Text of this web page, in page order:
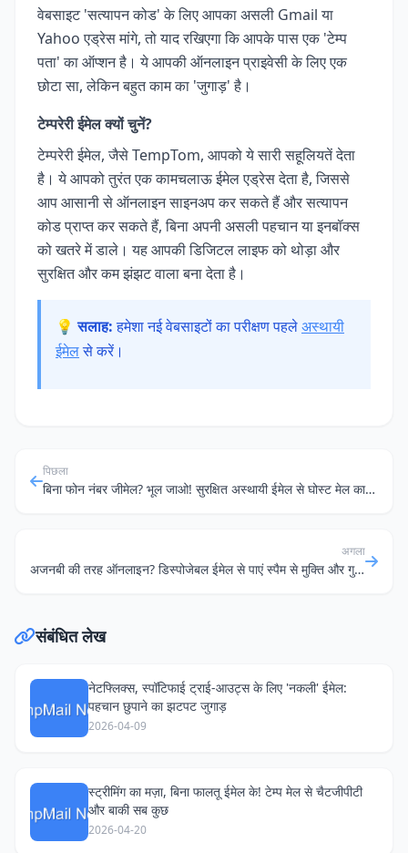
वेबसाइट 'सत्यापन कोड' के लिए आपका असली Gmail या
Yahoo एड्रेस मांगे, तो याद रखिएगा कि आपके पास एक 'टेम्प
पता' का ऑप्शन है। ये आपकी ऑनलाइन प्राइवेसी के लिए एक
छोटा सा, लेकिन बहुत काम का 'जुगाड़' है।
टेम्परेरी ईमेल क्यों चुनें?
टेम्परेरी ईमेल, जैसे TempTom, आपको ये सारी सहूलियतें देता
है। ये आपको तुरंत एक कामचलाऊ ईमेल एड्रेस देता है, जिससे
आप आसानी से ऑनलाइन साइनअप कर सकते हैं और सत्यापन
कोड प्राप्त कर सकते हैं, बिना अपनी असली पहचान या इनबॉक्स
को खतरे में डाले। यह आपकी डिजिटल लाइफ को थोड़ा और
सुरक्षित और कम झंझट वाला बना देता है।
💡 सलाह:हमेशा नई वेबसाइटों का परीक्षण पहलेअस्थायी
ईमेलसे करें।
पिछला
बिना फोन नंबर जीमेल? भूल जाओ! सुरक्षित अस्थायी ईमेल से घोस्ट मेल का मज़ा लो
अगला
अजनबी की तरह ऑनलाइन? डिस्पोजेबल ईमेल से पाएं स्पैम से मुक्ति और गुमनामी!
संबंधित लेख
नेटफ्लिक्स, स्पॉटिफाई ट्राई-आउट्स के लिए 'नकली' ईमेल:
पहचान छुपाने का झटपट जुगाड़
2026-04-09
स्ट्रीमिंग का मज़ा, बिना फालतू ईमेल के! टेम्प मेल से चैटजीपीटी
और बाकी सब कुछ
2026-04-20